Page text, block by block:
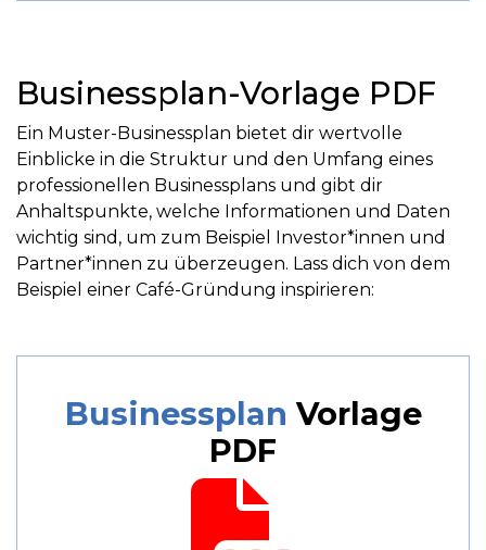
Businessplan-Vorlage PDF
Ein Muster-Businessplan bietet dir wertvolle
Einblicke in die Struktur und den Umfang eines
professionellen Businessplans und gibt dir
Anhaltspunkte, welche Informationen und Daten
wichtig sind, um zum Beispiel Investor*innen und
Partner*innen zu überzeugen. Lass dich von dem
Beispiel einer Café-Gründung inspirieren:
Businessplan Vorlage
PDF